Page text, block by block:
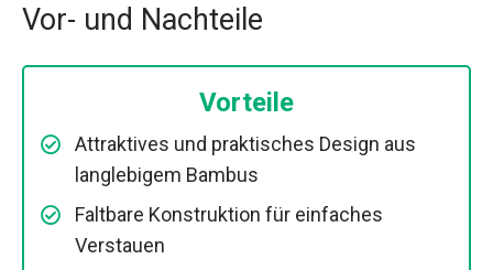
Vor- und Nachteile
Vorteile
Attraktives und praktisches Design aus
langlebigem Bambus
Faltbare Konstruktion für einfaches
Verstauen